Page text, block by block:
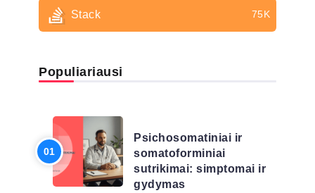
Stack 75K
Populiariausi
Psichosomatiniai ir
somatoforminiai
sutrikimai: simptomai ir
gydymas